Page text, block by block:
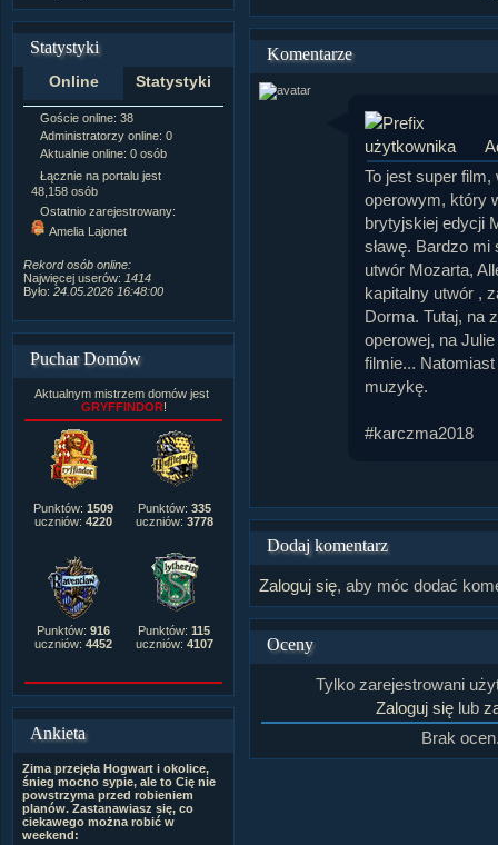
Statystyki
Online Statystyki
Goście online: 38
Administratorzy online: 0
Aktualnie online: 0 osób
Łącznie na portalu jest
48,158 osób
Ostatnio zarejestrowany:
Amelia Lajonet
Rekord osób online:
Najwięcej userów: 1414
Było: 24.05.2026 16:48:00
1,087
3,921
Komentarzy do materiałów:
3,327
4,170
Puchar Domów
Aktualnym mistrzem domów jest
GRYFFINDOR!
Punktów: 1509
uczniów: 4220
Punktów: 335
uczniów: 3778
Punktów: 916
uczniów: 4452
Punktów: 115
uczniów: 4107
Ankieta
Zima przejęła Hogwart i okolice,
śnieg mocno sypie, ale to Cię nie
powstrzyma przed robieniem
planów. Zastanawiasz się, co
ciekawego można robić w
weekend:
Komentarze
To jest super
operowym, który
brytyjskiej edycji
sławę. Bardzo mi
utwór Mozarta,
kapitalny utwór ,
Dorma. Tutaj, na
operowej, na
filmie...
muzykę.
#karczma2018
Dodaj komentarz
Zaloguj się, aby móc dodać
Oceny
Tylko zarejestrowani
Zaloguj się lub
Brak